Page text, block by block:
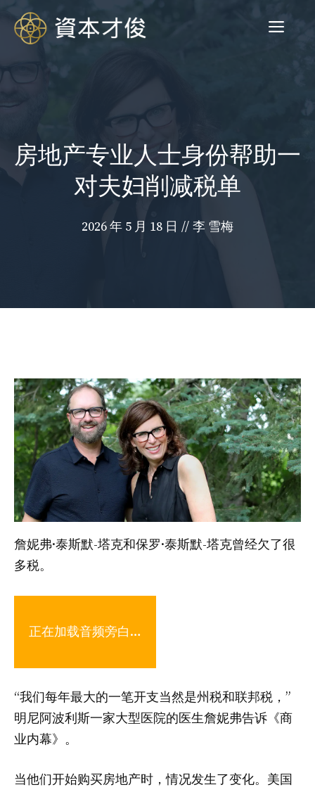
容
菜
房地产专业人士身份帮助一
对夫妇削减税单
2026 年 5 月 18 日 // 李 雪梅
詹妮弗·泰斯默-塔克和保罗·泰斯默-塔克曾经欠了很
多税。
正在加载音频旁白…
“我们每年最大的一笔开支当然是州税和联邦税，”
明尼阿波利斯一家大型医院的医生詹妮弗告诉《商
业内幕》。
当他们开始购买房地产时，情况发生了变化。美国